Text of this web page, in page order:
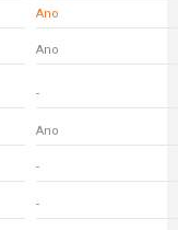
Ano
Ano
-
Ano
-
-